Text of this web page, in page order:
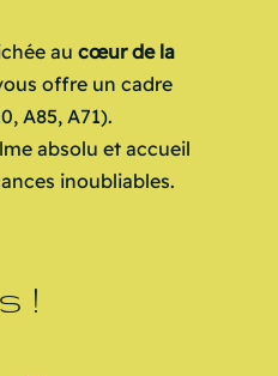
au cœur de la
offre un cadre
A85, A71).
absolu et accueil
inoubliables.
!